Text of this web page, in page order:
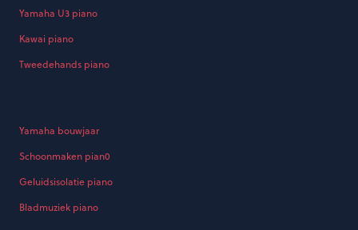
Yamaha U3 piano
Kawai piano
Tweedehands piano
Yamaha bouwjaar
Schoonmaken pian0
Geluidsisolatie piano
Bladmuziek piano